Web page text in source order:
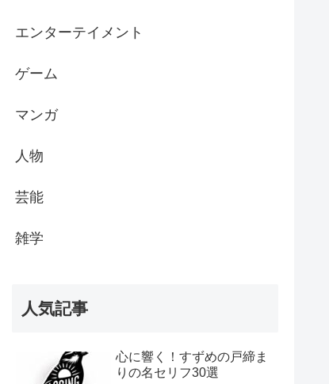
エンターテイメント
ゲーム
マンガ
人物
芸能
雑学
人気記事
心に響く！すずめの戸締ま
りの名セリフ30選